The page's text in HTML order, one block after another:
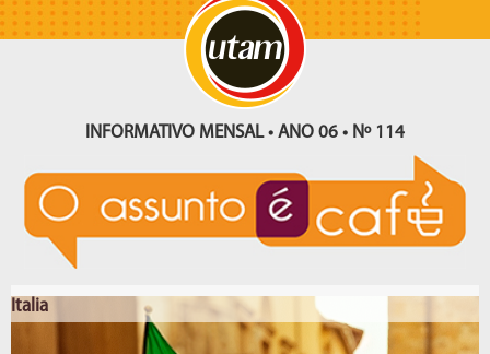
INFORMATIVO MENSAL • ANO 06 • Nº 114
Italia